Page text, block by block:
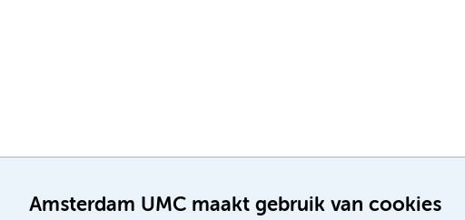
Amsterdam UMC maakt gebruik van cookies